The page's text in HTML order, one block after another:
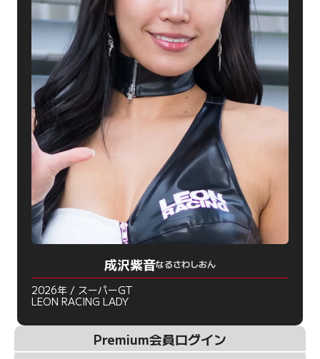
成沢紫音なるさわしおん
2026年 / スーパーGT
LEON RACING LADY
Premium会員ログイン